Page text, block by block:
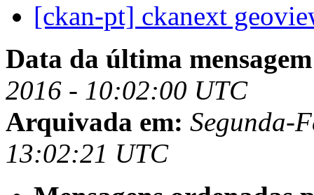
[ckan-pt] ckanext
Data da última
2016 - 10:02:00 UTC
Arquivada em: Segunda-
13:02:21 UTC